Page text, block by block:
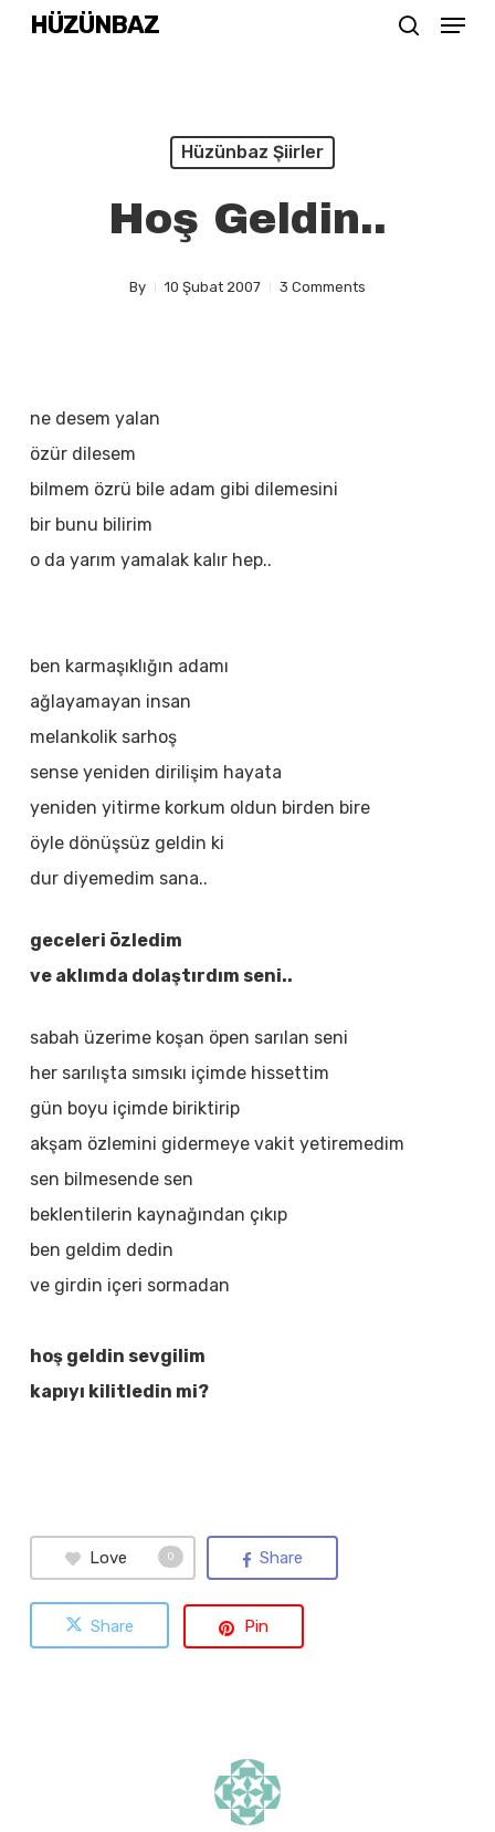
SkipHÜZÜNBAZ Menu
Hüzünbaz Şiirler
Hoş Geldin..
By 10 Şubat 2007 3 Comments
ne desem yalan
özür dilesem
bilmem özrü bile adam gibi dilemesini
bir bunu bilirim
o da yarım yamalak kalır hep..
ben karmaşıklığın adamı
ağlayamayan insan
melankolik sarhoş
sense yeniden dirilişim hayata
yeniden yitirme korkum oldun birden bire
öyle dönüşsüz geldin ki
dur diyemedim sana..
geceleri özledim
ve aklımda dolaştırdım seni..
sabah üzerime koşan öpen sarılan seni
her sarılışta sımsıkı içimde hissettim
gün boyu içimde biriktirip
akşam özlemini gidermeye vakit yetiremedim
sen bilmesende sen
beklentilerin kaynağından çıkıp
ben geldim dedin
ve girdin içeri sormadan
hoş geldin sevgilim
kapıyı kilitledin mi?
Love 0 Share
Share Pin